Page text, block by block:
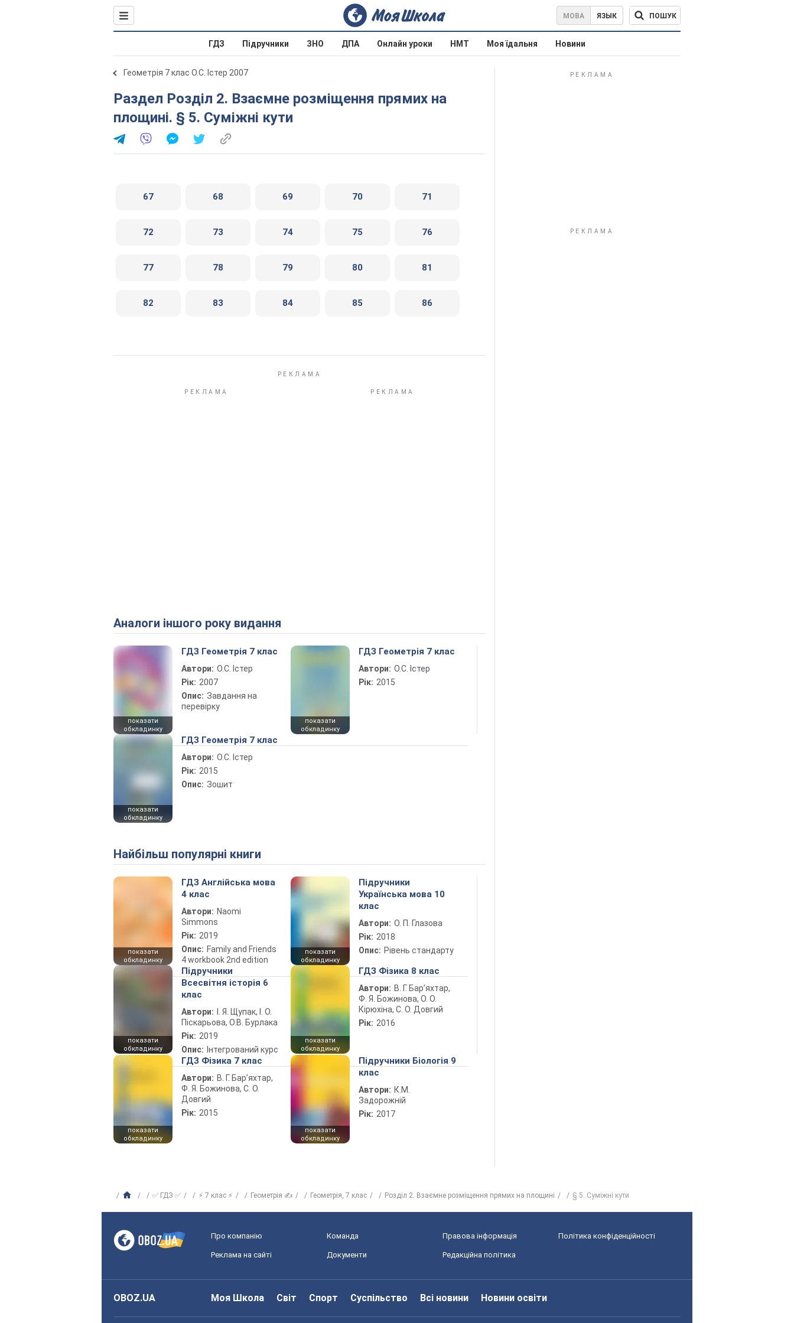
МОВА ЯЗЫК ПОШУК
ГДЗ Підручники ЗНО ДПА Онлайн уроки НМТ Моя їдальня Новини
Геометрія 7 клас О.С. Істер 2007
Раздел Розділ 2. Взаємне розміщення прямих на
площині. § 5. Суміжні кути
67 68 69 70 71
72 73 74 75 76
77 78 79 80 81
82 83 84 85 86
Аналоги іншого року видання
показати
обкладинку
ГДЗ Геометрія 7 клас
Автори: О.С. Істер
Рік: 2007
Опис: Завдання на
перевірку
показати
обкладинку
ГДЗ Геометрія 7 клас
Автори: О.С. Істер
Рік: 2015
показати
обкладинку
ГДЗ Геометрія 7 клас
Автори: О.С. Істер
Рік: 2015
Опис: Зошит
Найбільш популярні книги
показати
обкладинку
ГДЗ Англійська мова
4 клас
Автори: Naomi
Simmons
Рік: 2019
Опис: Family and Friends
4 workbook 2nd edition
показати
обкладинку
Підручники
Українська мова 10
клас
Автори: О. П. Глазова
Рік: 2018
Опис: Рівень стандарту
показати
обкладинку
Підручники
Всесвітня історія 6
клас
Автори:
І. Я. Щупак, І. О.
Піскарьова, О.В. Бурлака
Рік: 2019
Опис: Інтегрований курс
показати
обкладинку
ГДЗ Фізика 8 клас
Автори: В. Г. Бар’яхтар,
Ф. Я. Божинова, О. О.
Кірюхіна, С. О. Довгий
Рік: 2016
показати
обкладинку
ГДЗ Фізика 7 клас
Автори: В. Г. Бар’яхтар,
Ф. Я. Божинова, С. О.
Довгий
Рік: 2015
показати
обкладинку
Підручники Біологія 9
клас
Автори: К.М.
Задорожній
Рік: 2017
✅ ГДЗ ✅ ⚡ 7 клас ⚡ Геометрія ✍ Геометрія, 7 клас Розділ 2. Взаємне розміщення прямих на площині § 5. Суміжні кути
Про компанію Команда Правова інформація Політика конфіденційності
Реклама на сайті Документи Редакційна політика
OBOZ.UA Моя Школа Світ Спорт Суспільство Всі новини Новини освіти